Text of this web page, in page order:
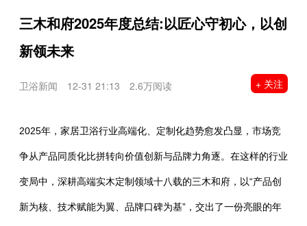
三木和府2025年度总结:以匠心守初心，以创
新领未来
卫浴新闻 12-31 21:13 2.6万阅读 + 关注
2025年，家居卫浴行业高端化、定制化趋势愈发凸显，市场竞
争从产品同质化比拼转向价值创新与品牌力角逐。在这样的行业
变局中，深耕高端实木定制领域十八载的三木和府，以“产品创
新为核、技术赋能为翼、品牌口碑为基”，交出了一份亮眼的年